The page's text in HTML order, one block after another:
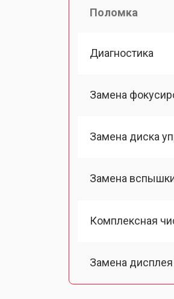
Поломка
Диагностика
Замена
Замена диска
Замена
Комплексная
Замена дисплея